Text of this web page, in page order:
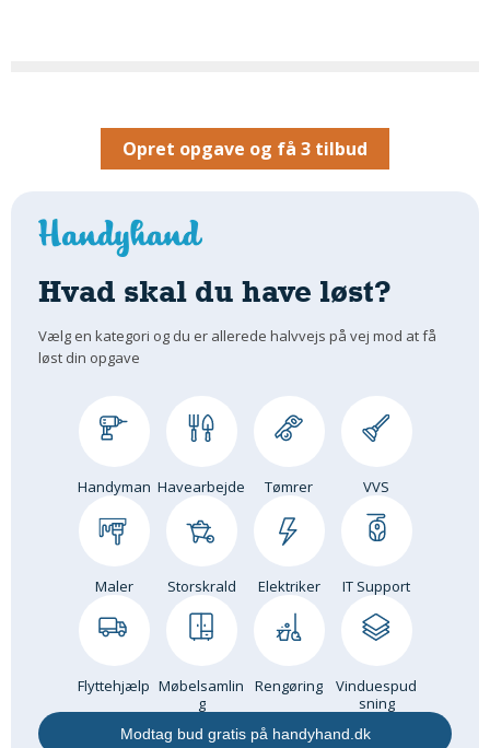
Kan Det Males?
Reparationer
Om Materialer
GLARMESTER
Om Materialer
HANDYMAN
GARTNER
Opret opgave og få 3 tilbud
Hvad skal du have løst?
Vælg en kategori og du er allerede halvvejs på vej mod at få
løst din opgave
Handyman Havearbejde Tømrer VVS
Maler Storskrald Elektriker IT Support
Flyttehjælp Møbelsamlin
g
Rengøring
Vinduespud
sning
Modtag bud gratis på handyhand.dk